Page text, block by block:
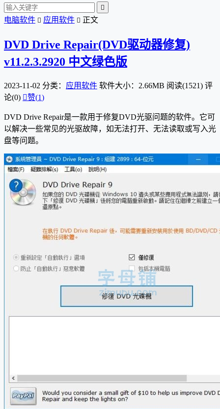

电脑软件  应用软件  正文
DVD Drive Repair(DVD驱动器修复)
v11.2.3.2920 中文绿色版
2023-11-02 分类： 应用软件 软件大小：2.66MB 阅读(1521) 评
论(0) 赞(1)
DVD Drive Repair是一款用于修复DVD光驱问题的软件。它可
以解决一些常见的光驱故障，如无法打开、无法读取或写入光
盘等问题。